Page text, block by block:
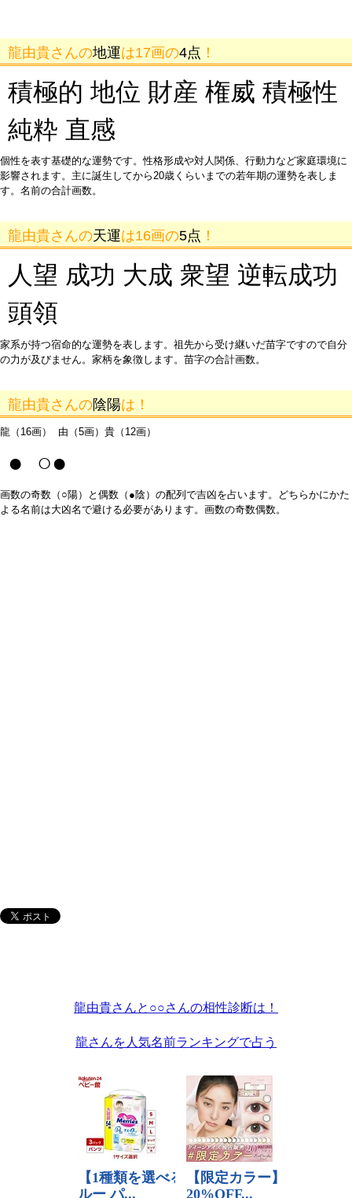
龍由貴さんの地運は17画の4点 ！
積極的 地位 財産 権威 積極性
純粋 直感
個性を表す基礎的な運勢です。性格形成や対人関係、行動力など家庭環境に
影響されます。主に誕生してから20歳くらいまでの若年期の運勢を表しま
す。名前の合計画数。
龍由貴さんの天運は16画の5点 ！
人望 成功 大成 衆望 逆転成功
頭領
家系が持つ宿命的な運勢を表します。祖先から受け継いだ苗字ですので自分
の力が及びません。家柄を象徴します。苗字の合計画数。
龍由貴さんの陰陽は！
龍（16画） 由（5画）貴（12画）
● ○●
画数の奇数（○陽）と偶数（●陰）の配列で吉凶を占います。どちらかにかた
よる名前は大凶名で避ける必要があります。画数の奇数偶数。
龍由貴さんと○○さんの相性診断は！
龍さんを人気名前ランキングで占う